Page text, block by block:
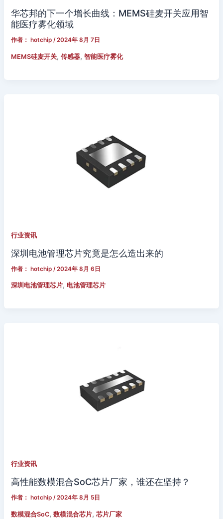
华芯邦的下一个增长曲线：MEMS硅麦开关应用智
能医疗雾化领域
作者： hotchip/2024年 8月 7日
MEMS硅麦开关,传感器,智能医疗雾化
行业资讯
深圳电池管理芯片究竟是怎么造出来的
作者： hotchip /2024年 8月 6日
深圳电池管理芯片, 电池管理芯片
行业资讯
高性能数模混合SoC芯片厂家，谁还在坚持？
作者： hotchip /2024年 8月 5日
数模混合SoC,数模混合芯片,芯片厂家